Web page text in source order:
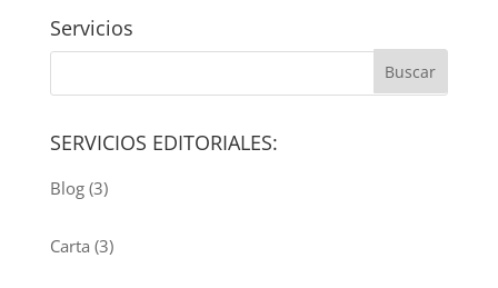
Servicios
SERVICIOS EDITORIALES:
Blog(3)
Carta (3)